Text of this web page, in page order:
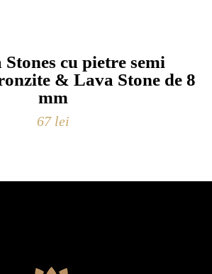
cu pietre semi
& Lava Stone de 8
mm
67 lei